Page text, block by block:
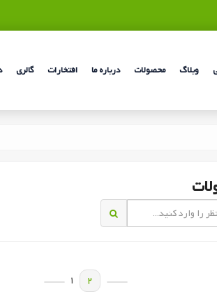
وبلاگ محصولات درباره ما افتخارات گالری
1 2